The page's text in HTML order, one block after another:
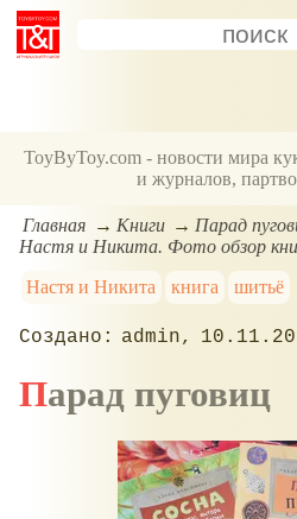
ToyByToy.com - новости мира
и журналов,
Главная Книги
Парад
Настя и Никита. Фото обзор
Настя и Никита
книга шитьё
admin
Парад пуговиц